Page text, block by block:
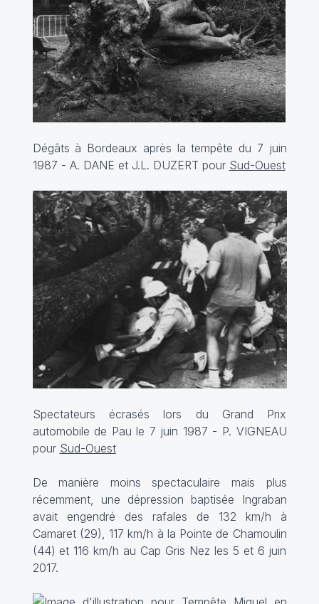
Dégâts à Bordeaux après la tempête du 7 juin
1987 - A. DANE et J.L. DUZERT pour Sud-Ouest
Spectateurs écrasés lors du Grand Prix
automobile de Pau le 7 juin 1987 - P. VIGNEAU
pour Sud-Ouest
De manière moins spectaculaire mais plus
récemment, une dépression baptisée Ingraban
avait engendré des rafales de 132 km/h à
Camaret (29), 117 km/h à la Pointe de Chamoulin
(44) et 116 km/h au Cap Gris Nez les 5 et 6 juin
2017.